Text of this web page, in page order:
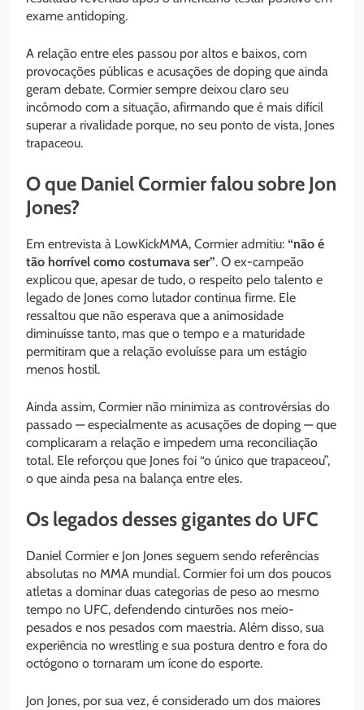
exame antidoping.
A relação entre eles passou por altos e baixos, com
provocações públicas e acusações de doping que ainda
geram debate. Cormier sempre deixou claro seu
incômodo com a situação, afirmando que é mais difícil
superar a rivalidade porque, no seu ponto de vista, Jones
trapaceou.
O que Daniel Cormier falou sobre Jon
Jones?
Em entrevista à LowKickMMA, Cormier admitiu: “não é
tão horrível como costumava ser”. O ex-campeão
explicou que, apesar de tudo, o respeito pelo talento e
legado de Jones como lutador continua firme. Ele
ressaltou que não esperava que a animosidade
diminuísse tanto, mas que o tempo e a maturidade
permitiram que a relação evoluísse para um estágio
menos hostil.
Ainda assim, Cormier não minimiza as controvérsias do
passado — especialmente as acusações de doping — que
complicaram a relação e impedem uma reconciliação
total. Ele reforçou que Jones foi “o único que trapaceou”,
o que ainda pesa na balança entre eles.
Os legados desses gigantes do UFC
Daniel Cormier e Jon Jones seguem sendo referências
absolutas no MMA mundial. Cormier foi um dos poucos
atletas a dominar duas categorias de peso ao mesmo
tempo no UFC, defendendo cinturões nos meio-
pesados e nos pesados com maestria. Além disso, sua
experiência no wrestling e sua postura dentro e fora do
octógono o tornaram um ícone do esporte.
Jon Jones, por sua vez, é considerado um dos maiores